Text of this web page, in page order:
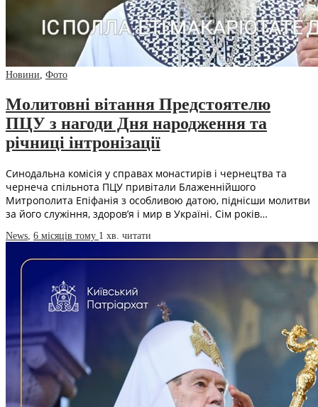
Новини, Фото
Молитовні вітання Предстоятелю
ПЦУ з нагоди Дня народження та
річниці інтронізації
Синодальна комісія у справах монастирів і чернецтва та
чернеча спільнота ПЦУ привітали Блаженнійшого
Митрополита Епіфанія з особливою датою, піднісши молитви
за його служіння, здоров’я і мир в Україні. Сім років…
News, 6 місяців тому 1 хв. читати